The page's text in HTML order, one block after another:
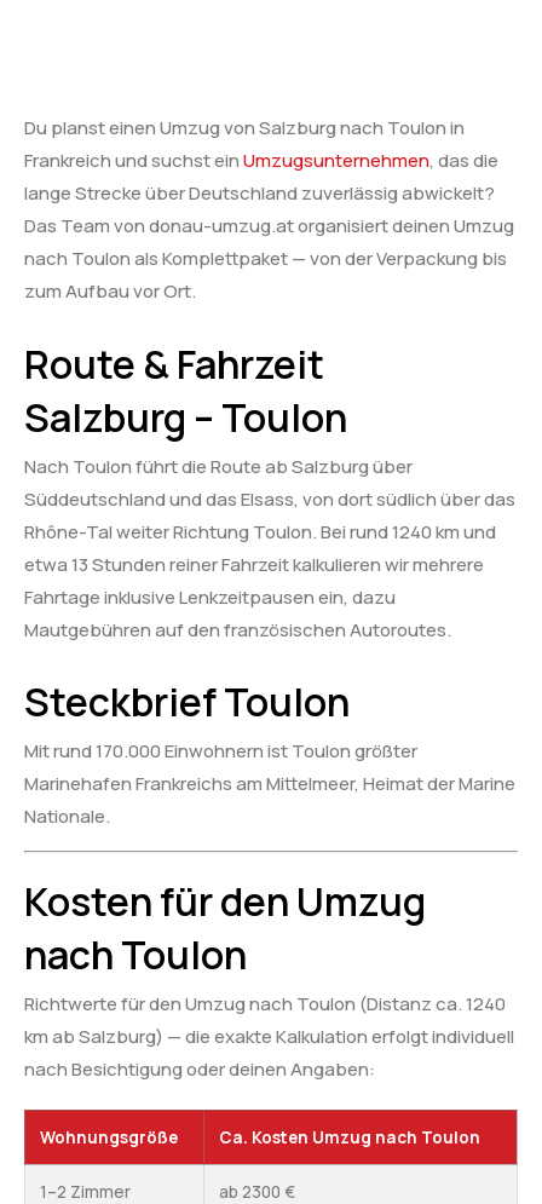
Du planst einen Umzug von Salzburg nach Toulon in
Frankreich und suchst einUmzugsunternehmen, das die
lange Strecke über Deutschland zuverlässig abwickelt?
Das Team von donau-umzug.at organisiert deinen Umzug
nach Toulon als Komplettpaket — von der Verpackung bis
zum Aufbau vor Ort.
Route & Fahrzeit
Salzburg – Toulon
Nach Toulon führt die Route ab Salzburg über
Süddeutschland und das Elsass, von dort südlich über das
Rhône-Tal weiter Richtung Toulon. Bei rund 1240 km und
etwa 13 Stunden reiner Fahrzeit kalkulieren wir mehrere
Fahrtage inklusive Lenkzeitpausen ein, dazu
Mautgebühren auf den französischen Autoroutes.
Steckbrief Toulon
Mit rund 170.000 Einwohnern ist Toulon größter
Marinehafen Frankreichs am Mittelmeer, Heimat der Marine
Nationale.
Kosten für den Umzug
nach Toulon
Richtwerte für den Umzug nach Toulon (Distanz ca. 1240
km ab Salzburg) — die exakte Kalkulation erfolgt individuell
nach Besichtigung oder deinen Angaben:
Wohnungsgröße Ca. Kosten Umzug nach Toulon
1–2 Zimmer ab 2300 €